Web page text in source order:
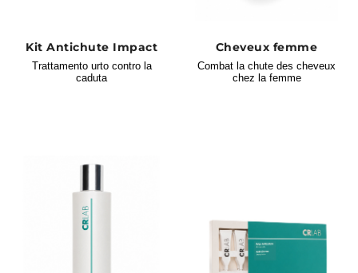
toucher et plus beaux à regarder. Des
études cliniques montrent qu'après 3 mois
Kit Antichute Impact
Trattamento urto contro la
caduta
Cheveux femme
Combat la chute des cheveux
chez la femme